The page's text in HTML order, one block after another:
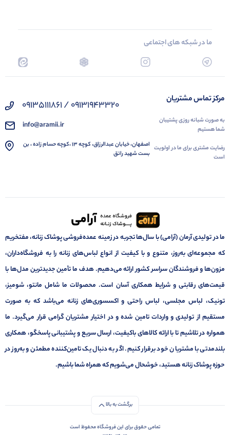
ما در شبکه های اجتماعی
مرکز تماس مشتریان
به صورت شبانه روزی پشتیبان
شما هستیم
رضایت مشتری برای ما در اولویت
است
09131943320 / 09135111861
info@aramii.ir
اصفهان، خیابان عبدالرزاق، کوچه 13 ،کوچه حسام زاده ، بن
بست شهید راتق
ما در تولیدی آرمان (آرامی) با سال‌ها تجربه در زمینه عمده‌فروشی پوشاک زنانه، مفتخریم
که مجموعه‌ای به‌روز، متنوع و با کیفیت از انواع لباس‌های زنانه را به فروشگاه‌داران،
مزون‌ها و فروشندگان سراسر کشور ارائه می‌دهیم. هدف ما تأمین جدیدترین مدل‌ها با
قیمت‌های رقابتی و شرایط همکاری آسان است. محصولات ما شامل مانتو، شومیز،
تونیک، لباس مجلسی، لباس راحتی و اکسسوری‌های زنانه می‌باشد که به صورت
مستقیم از تولیدی و واردات تامین شده و در اختیار مشتریان گرامی قرار می‌گیرد. ما
همواره در تلاشیم تا با ارائه کالاهای باکیفیت، ارسال سریع و پشتیبانی پاسخگو، همکاری
بلندمدتی با مشتریان خود برقرار کنیم. اگر به دنبال یک تامین‌کننده مطمئن و به‌روز در
حوزه پوشاک زنانه هستید، خوشحال می‌شویم که همراه شما باشیم.
برگشت به بالا
تمامی حقوق برای این فروشگاه محفوظ است